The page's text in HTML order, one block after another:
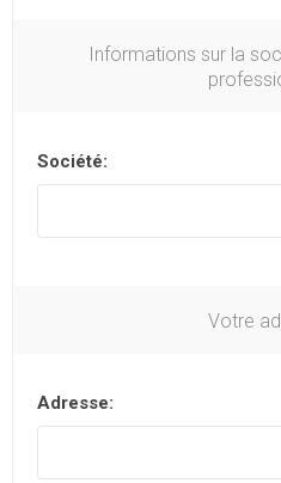
Informations sur la
Société:
Votre
Adresse: